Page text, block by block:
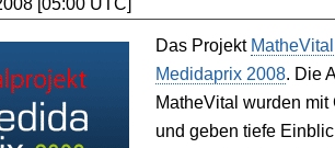
[05:00 UTC]
Das Projekt MatheVital
Medidaprix 2008. Die
MatheVital wurden
und geben tiefe